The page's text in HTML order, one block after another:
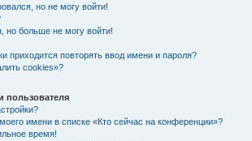
но не могу войти!
но больше не могу войти!
приходится повторять ввод имени и пароля?
cookies»?
пользователя
имени в списке «Кто сейчас на конференции»?
время!